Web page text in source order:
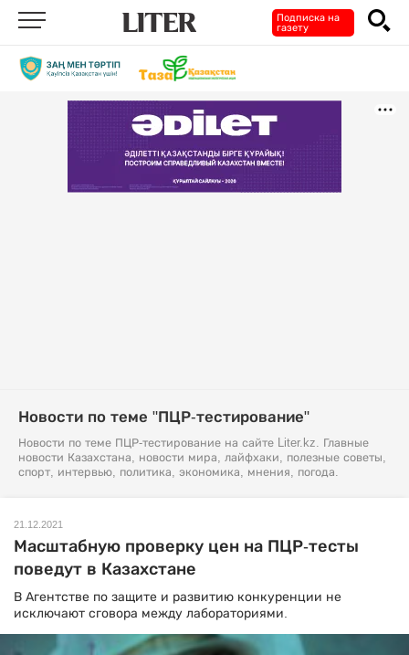
Подписка на
газету
Новости по теме "ПЦР-тестирование"
Новости по теме ПЦР-тестирование на сайте Liter.kz. Главные
новости Казахстана, новости мира, лайфхаки, полезные советы,
спорт, интервью, политика, экономика, мнения, погода.
21.12.2021
Масштабную проверку цен на ПЦР-тесты
поведут в Казахстане
В Агентстве по защите и развитию конкуренции не
исключают сговора между лабораториями.